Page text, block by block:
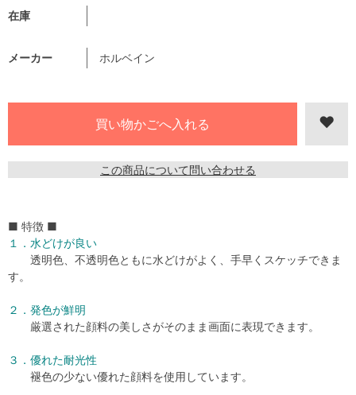
在庫
メーカー ホルベイン
この商品について問い合わせる
■ 特徴 ■
１．水どけが良い
透明色、不透明色ともに水どけがよく、手早くスケッチできま
す。
２．発色が鮮明
厳選された顔料の美しさがそのまま画面に表現できます。
３．優れた耐光性
褪色の少ない優れた顔料を使用しています。